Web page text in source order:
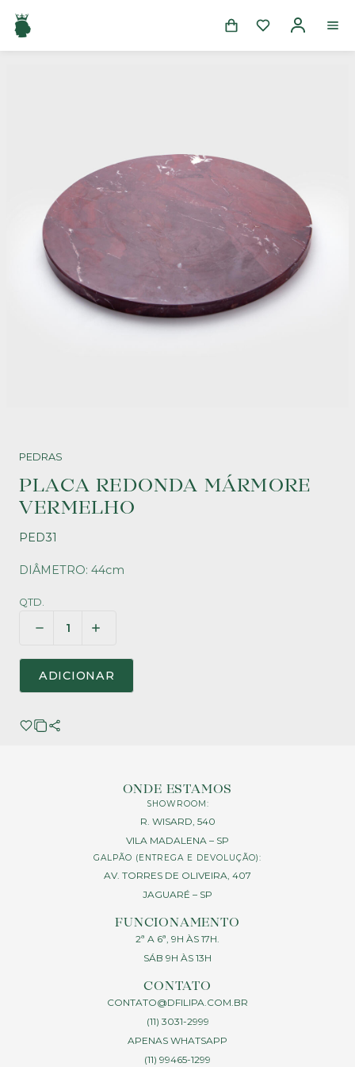
PEDRAS
PLACA REDONDA MÁRMORE
VERMELHO
PED31
DIÂMETRO: 44cm
QTD.
ADICIONAR
ONDE ESTAMOS
SHOWROOM:
R. WISARD, 540
VILA MADALENA – SP
GALPÃO (ENTREGA E DEVOLUÇÃO):
AV. TORRES DE OLIVEIRA, 407
JAGUARÉ – SP
FUNCIONAMENTO
2ª A 6ª, 9H ÀS 17H.
SÁB 9H ÀS 13H
CONTATO
CONTATO@DFILIPA.COM.BR
(11) 3031-2999
APENAS WHATSAPP
(11) 99465-1299